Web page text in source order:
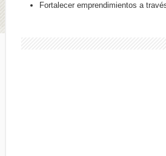
Fortalecer emprendimientos a